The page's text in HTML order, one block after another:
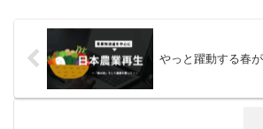
やっと躍動する春